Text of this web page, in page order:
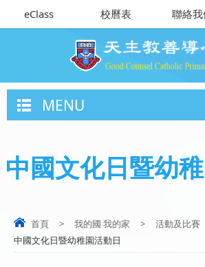
eClass 校曆表 聯絡我
MENU
中國文化日暨幼
首頁 > 我的國 我的家 > 活動及比賽
中國文化日暨幼稚園活動日